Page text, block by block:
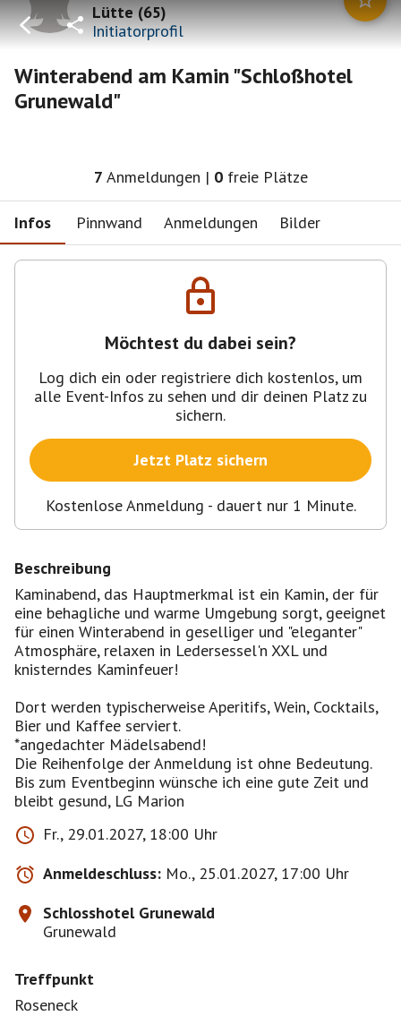
Lütte(65)
Initiatorprofil
Winterabend am Kamin "Schloßhotel
Grunewald"
7 Anmeldungen | 0 freie Plätze
Infos Pinnwand Anmeldungen Bilder
Möchtest du dabei sein?
Log dich ein oder registriere dich kostenlos, um
alle Event-Infos zu sehen und dir deinen Platz zu
sichern.
Jetzt Platz sichern
Kostenlose Anmeldung - dauert nur 1 Minute.
Beschreibung
Kaminabend, das Hauptmerkmal ist ein Kamin, der für
eine behagliche und warme Umgebung sorgt, geeignet
für einen Winterabend in geselliger und "eleganter"
Atmosphäre, relaxen in Ledersessel'n XXL und
knisterndes Kaminfeuer!
Dort werden typischerweise Aperitifs, Wein, Cocktails,
Bier und Kaffee serviert.
*angedachter Mädelsabend!
Die Reihenfolge der Anmeldung ist ohne Bedeutung.
Bis zum Eventbeginn wünsche ich eine gute Zeit und
bleibt gesund, LG Marion
Fr., 29.01.2027, 18:00 Uhr
Anmeldeschluss: Mo., 25.01.2027, 17:00 Uhr
Schlosshotel Grunewald
Grunewald
Treffpunkt
Roseneck